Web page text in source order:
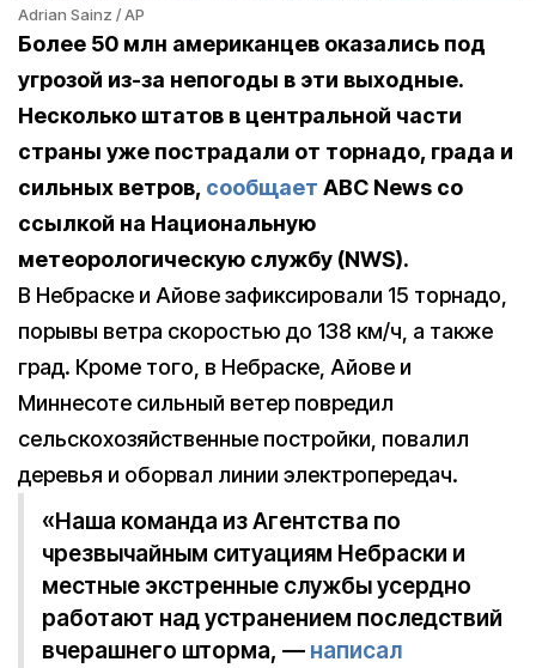
Adrian Sainz / AP
Более 50 млн американцев оказались под
угрозой из-за непогоды в эти выходные.
Несколько штатов в центральной части
страны уже пострадали от торнадо, града и
сильных ветров, сообщает ABC News со
ссылкой на Национальную
метеорологическую службу (NWS).
В Небраске и Айове зафиксировали 15 торнадо,
порывы ветра скоростью до 138 км/ч, а также
град. Кроме того, в Небраске, Айове и
Миннесоте сильный ветер повредил
сельскохозяйственные постройки, повалил
деревья и оборвал линии электропередач.
«Наша команда из Агентства по
чрезвычайным ситуациям Небраски и
местные экстренные службы усердно
работают над устранением последствий
вчерашнего шторма, — написал